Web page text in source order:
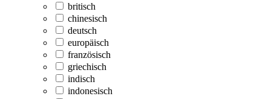
britisch
chinesisch
deutsch
europäisch
französisch
griechisch
indisch
indonesisch